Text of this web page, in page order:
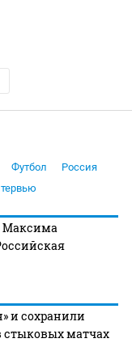
Футбол
Россия
Максима
и сохранили
стыковых матчах